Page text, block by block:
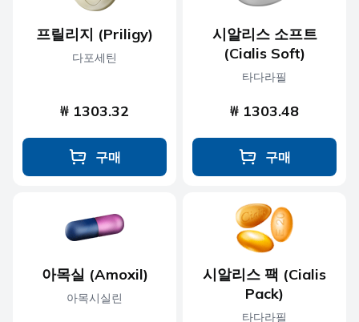
프릴리지 (Priligy)
다포세틴
₩ 1303.32
구매
시알리스 소프트
(Cialis Soft)
타다라필
₩ 1303.48
구매
아목실 (Amoxil)
아목시실린
시알리스 팩 (Cialis
Pack)
타다라필